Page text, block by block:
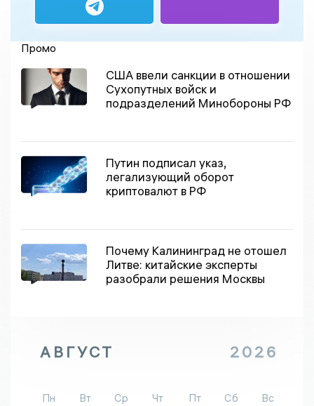
Промо
США ввели санкции в отношении
Сухопутных войск и
подразделений Минобороны РФ
Путин подписал указ,
легализующий оборот
криптовалют в РФ
Почему Калининград не отошел
Литве: китайские эксперты
разобрали решения Москвы
АВГУСТ 2026
Пн Вт Ср Чт Пт Сб
Вс